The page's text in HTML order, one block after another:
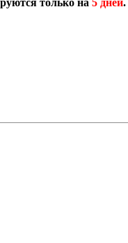
только на 5 дней.